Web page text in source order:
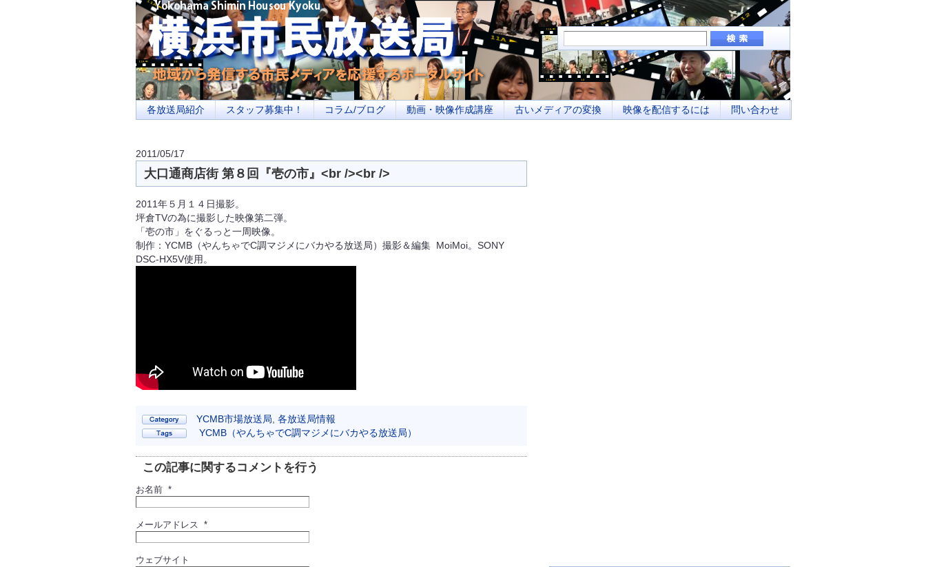
横浜の地域メディア、地域・市民・放送局・メディアを応援するポータルサイト あなたの街のイベント告知、若者参加への取り組み、地域メディアとしてのネットワーク化
を目指します
各放送局紹介 スタッフ募集中！ コラム/ブログ 動画・映像作成講座 古いメディアの変換 映像を配信するには 問い合わせ
2011/05/17
大口通商店街 第８回『壱の市』<br /><br />
2011年５月１４日撮影。
坪倉TVの為に撮影した映像第二弾。
「壱の市」をぐるっと一周映像。
制作：YCMB（やんちゃでC調マジメにバカやる放送局）撮影＆編集 MoiMoi。SONY
DSC-HX5V使用。
YCMB市場放送局 各放送局情報
YCMB（やんちゃでC調マジメにバカやる放送局）
この記事に関するコメントを行う
お名前 *
メールアドレス *
ウェブサイト